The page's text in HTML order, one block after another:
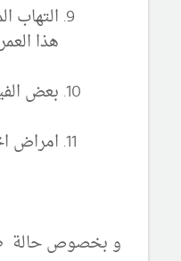
التهاب
هذا
بعض
امراض
و بخصوص حالة